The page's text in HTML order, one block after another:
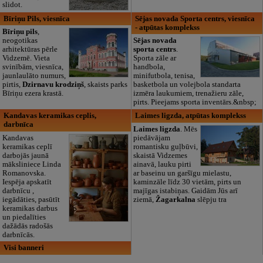
slidot.
Bīriņu Pils, viesnīca
Bīriņu pils,
neogotikas
arhitektūras pērle
Vidzemē. Vieta
svinībām, viesnīca,
jaunlaulāto numurs,
pirtis, Dzirnavu krodziņš, skaists parks
Bīriņu ezera krastā.
Sējas novada Sporta centrs, viesnīca
- atpūtas komplekss
Sējas novada
sporta centrs.
Sporta zāle ar
handbola,
minifutbola, tenisa,
basketbola un volejbola standarta
izmēra laukumiem, trenažieru zāle,
pirts. Pieejams sporta inventārs.&nbsp;
Kandavas keramikas ceplis,
darbnīca
Kandavas
keramikas ceplī
darbojās jaunā
māksliniece Linda
Romanovska.
Iespēja apskatīt
darbnīcu ,
iegādāties, pasūtīt
keramikas darbus
un piedalīties
dažādās radošās
darbnīcās.
Laimes ligzda, atpūtas komplekss
Laimes ligzda . Mēs
piedāvājam
romantisku guļbūvi,
skaistā Vidzemes
ainavā, lauku pirti
ar baseinu un garšīgu mielastu,
kaminzāle līdz 30 vietām, pirts un
majīgas istabiņas. Gaidām Jūs arī
ziemā, Žagarkalna slēpju tra
Visi banneri